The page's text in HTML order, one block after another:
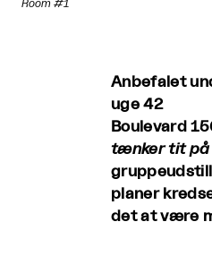
Room #1
Anbefalet
uge 42
Boulevard
tænker tit på
planer
det at være